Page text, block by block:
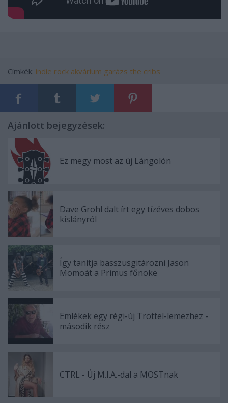
Címkék: indie rock akvárium garázs the cribs
Ajánlott bejegyzések:
Ez megy most az új Lángolón
Dave Grohl dalt írt egy tízéves dobos
kislányról
Így tanítja basszusgitározni Jason
Momoát a Primus főnöke
Emlékek egy régi-új Trottel-lemezhez -
második rész
CTRL - Új M.I.A.-dal a MOSTnak